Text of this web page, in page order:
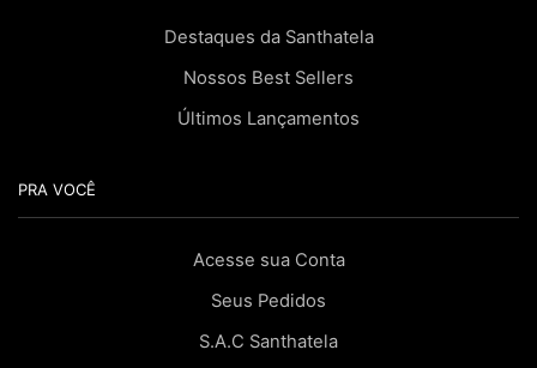
Destaques da Santhatela
Nossos Best Sellers
Últimos Lançamentos
PRA VOCÊ
Acesse sua Conta
Seus Pedidos
S.A.C Santhatela